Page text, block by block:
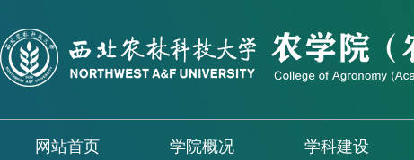
网站首页 学院概况 学科建设